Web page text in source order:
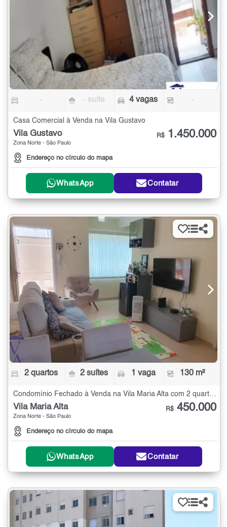
- - suíte 4 vagas -
Casa Comercial à Venda na Vila Gustavo
Vila Gustavo
Zona Norte - São Paulo
Endereço no círculo do mapa
R$ 1.450.000
WhatsApp Contatar
2 quartos 2 suítes 1 vaga 130 m²
Condomínio Fechado à Venda na Vila Maria Alta com 2 quartos - 130 m²
Vila Maria Alta
Zona Norte - São Paulo
Endereço no círculo do mapa
R$ 450.000
WhatsApp Contatar